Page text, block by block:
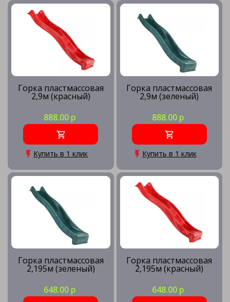
Горка пластмассовая
2,9м (красный)
888.00 р
Купить в 1 клик
Горка пластмассовая
2,9м (зеленый)
888.00 р
Купить в 1 клик
Горка пластмассовая
2,195м (зеленый)
648.00 р
Горка пластмассовая
2,195м (красный)
648.00 р